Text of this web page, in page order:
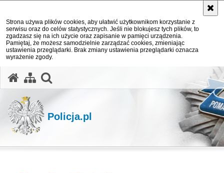
Strona używa plików cookies, aby ułatwić użytkownikom korzystanie z
serwisu oraz do celów statystycznych. Jeśli nie blokujesz tych plików, to
zgadzasz się na ich użycie oraz zapisanie w pamięci urządzenia.
Pamiętaj, że możesz samodzielnie zarządzać cookies, zmieniając
ustawienia przeglądarki. Brak zmiany ustawienia przeglądarki oznacza
wyrażenie zgody.
Policja.pl